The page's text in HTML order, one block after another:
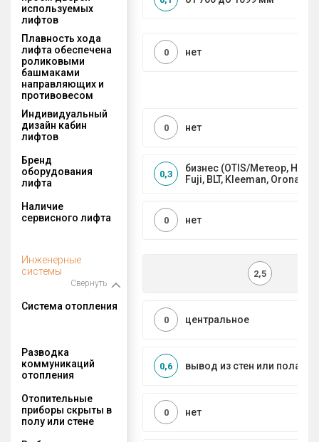
используемых
лифтов
Плавность хода
лифта обеспечена
роликовыми
башмаками
направляющих и
противовесом
нет
0
Индивидуальный
дизайн кабин
лифтов
нет
0
Бренд
оборудования
лифта
бизнес (OTIS/Метеор,
Fuji, BLT, Kleeman, Orona)
0,3
Наличие
сервисного лифта
нет
0
Инженерные
системы
Свернуть
2,5
Система отопления
центральное
0
Разводка
коммуникаций
отопления
вывод из стен или пола
0,6
Отопительные
приборы скрыты в
полу или стене
нет
0